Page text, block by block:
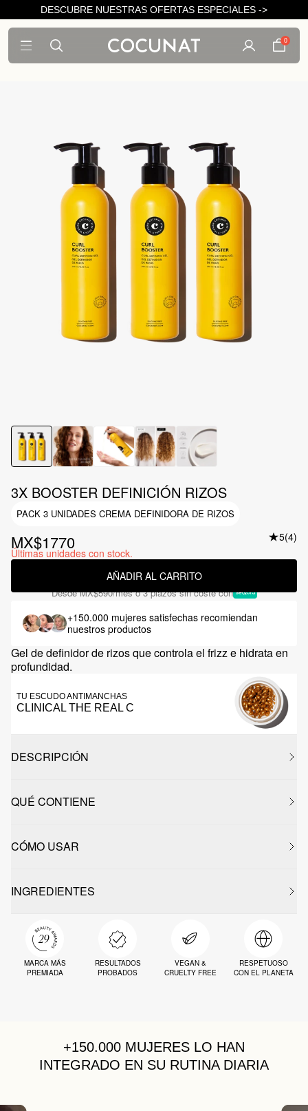
DESCUBRE NUESTRAS OFERTAS ESPECIALES ->
0
3X BOOSTER DEFINICIÓN RIZOS
PACK 3 UNIDADES CREMA DEFINIDORA DE RIZOS
MX$1770 5(4)
Últimas unidades con stock.
AÑADIR AL CARRITO
DesdeMX$590/mes o 3 plazos sin coste con
+150.000 mujeres satisfechas recomiendan
nuestros productos
Gel de definidor de rizos que controla el frizz e hidrata en
profundidad.
TU ESCUDO ANTIMANCHAS
CLINICAL THE REAL C
DESCRIPCIÓN
QUÉ CONTIENE
CÓMO USAR
INGREDIENTES
MARCA MÁS
PREMIADA
RESULTADOS
PROBADOS
VEGAN &
CRUELTY FREE
RESPETUOSO
CON EL PLANETA
+150.000 MUJERES LO HAN
INTEGRADO EN SU RUTINA DIARIA